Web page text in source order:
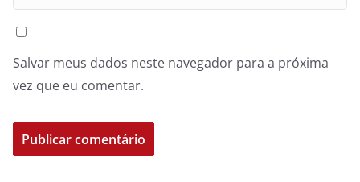
Salvar meus dados neste navegador para a próxima
vez que eu comentar.